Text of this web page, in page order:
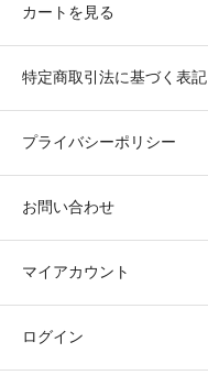
カートを見る
特定商取引法に基づく表記
プライバシーポリシー
お問い合わせ
マイアカウント
ログイン